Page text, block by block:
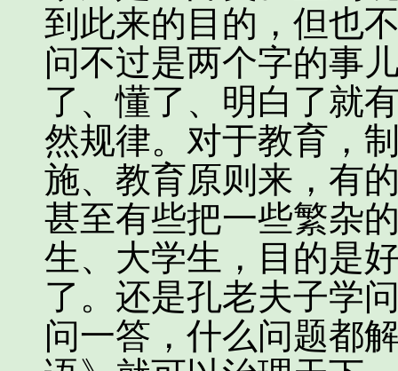
到此来的目的，但也
问不过是两个字的事
了、懂了、明白了就
然规律。对于教育，
施、教育原则来，有
甚至有些把一些繁杂
生、大学生，目的是
了。还是孔老夫子学
问一答，什么问题都